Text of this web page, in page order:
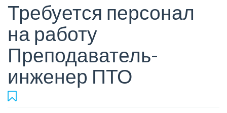
Требуется персонал
на работу
Преподаватель-
инженер ПТО